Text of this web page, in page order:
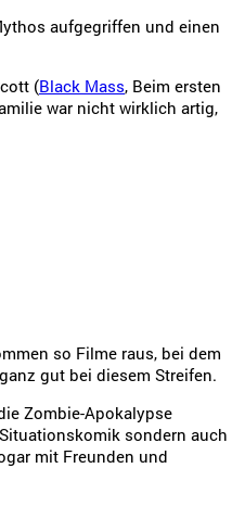
aufgegriffen und einen
(Black Mass, Beim ersten
war nicht wirklich artig,
so Filme raus, bei dem
gut bei diesem Streifen.
Zombie-Apokalypse
sondern auch
mit Freunden und